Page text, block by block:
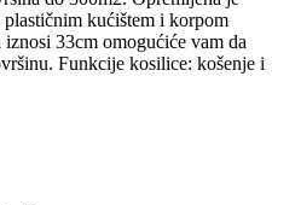
kućištem i korpom
33cm omogućiće vam da
Funkcije kosilice: košenje i